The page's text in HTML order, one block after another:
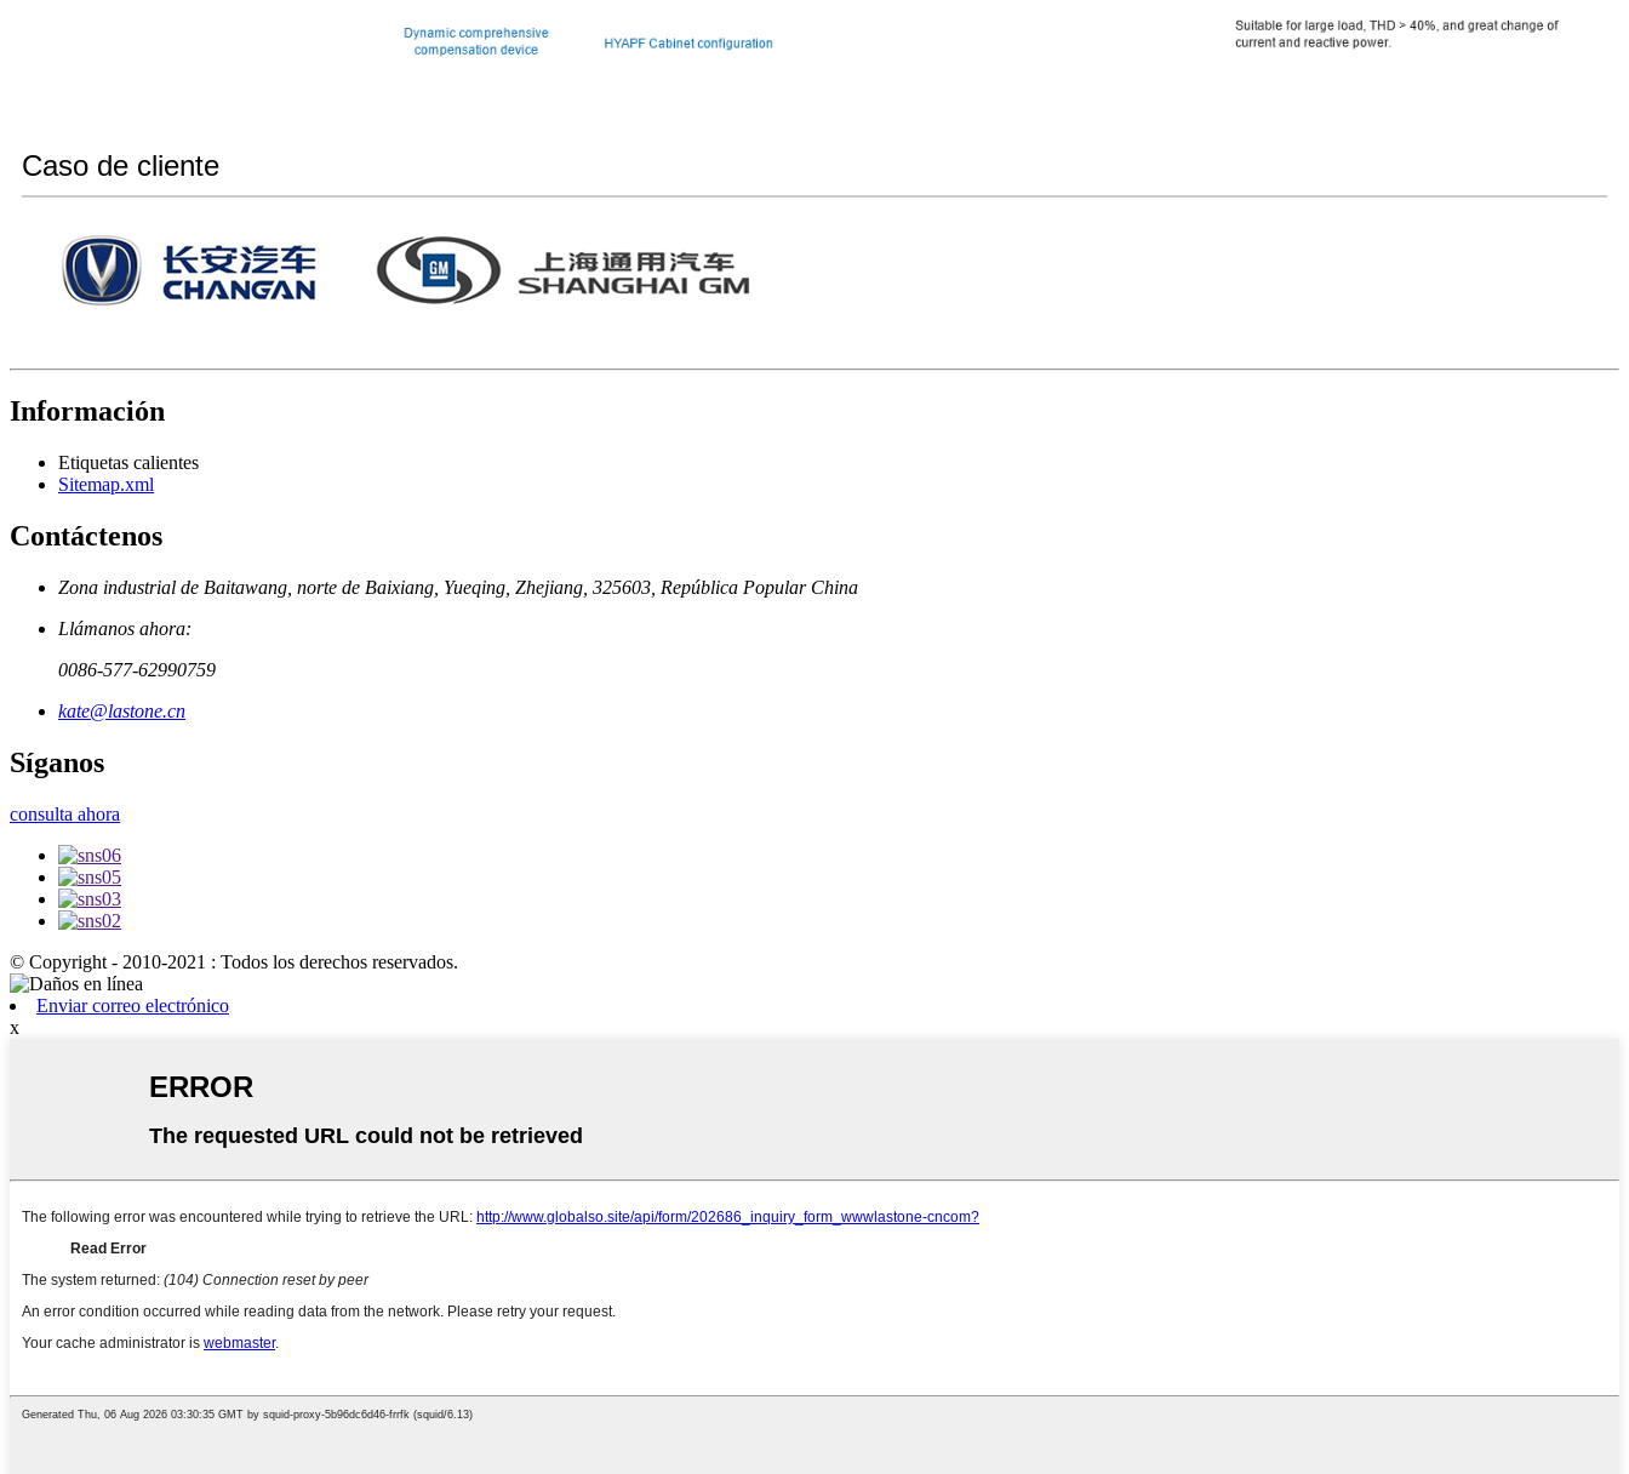
Caso de cliente
Información
Etiquetas calientes
Sitemap.xml
Contáctenos
Zona industrial de Baitawang, norte de Baixiang, Yueqing, Zhejiang, 325603, República Popular China
Llámanos ahora:
0086-577-62990759
kate@lastone.cn
Síganos
consulta ahora
© Copyright - 2010-2021 : Todos los derechos reservados.
Enviar correo electrónico
x